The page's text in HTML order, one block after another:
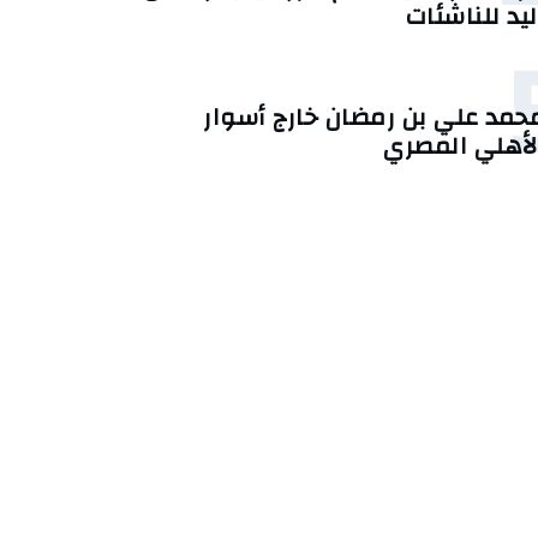
للناشئات
علي بن رمضان خارج أسوار
المصري